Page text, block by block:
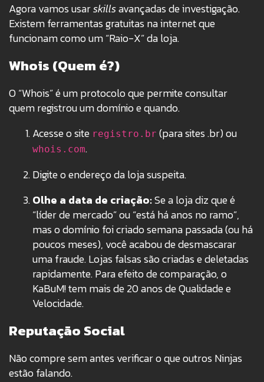
Agora vamos usarskillsavançadas de investigação.
Existem ferramentas gratuitas na internet que
funcionam como um “Raio-X” da loja.
Whois (Quem é?)
O “Whois” é um protocolo que permite consultar
quem registrou um domínio e quando.
Acesse o site registro.br (para sites .br) ou
whois.com.
Digite o endereço da loja suspeita.
Olhe a data de criação:Se a loja diz que é
“líder de mercado” ou “está há anos no ramo”,
mas o domínio foi criado semana passada (ou há
poucos meses), você acabou de desmascarar
uma fraude. Lojas falsas são criadas e deletadas
rapidamente.Para efeito de comparação, o
KaBuM! tem mais de 20 anos de Qualidade e
Velocidade.
Reputação Social
Não compre sem antes verificar o que outros Ninjas
estão falando.